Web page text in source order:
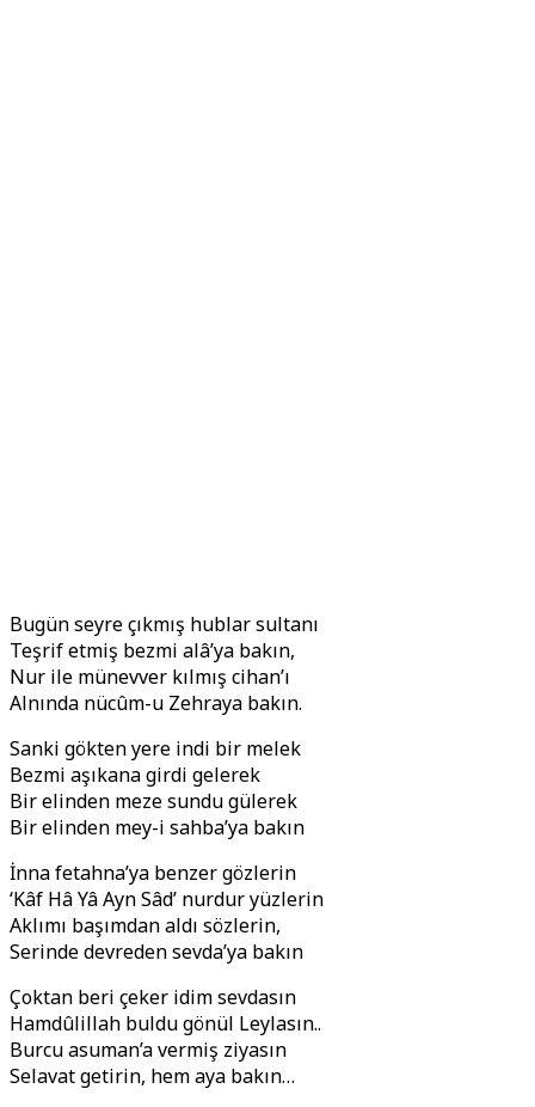
Bugün seyre çıkmış hublar sultanı
Teşrif etmiş bezmi alâ’ya bakın,
Nur ile münevver kılmış cihan’ı
Alnında nücûm-u Zehraya bakın.
Sanki gökten yere indi bir melek
Bezmi aşıkana girdi gelerek
Bir elinden meze sundu gülerek
Bir elinden mey-i sahba’ya bakın
İnna fetahna’ya benzer gözlerin
‘Kâf Hâ Yâ Ayn Sâd’ nurdur yüzlerin
Aklımı başımdan aldı sözlerin,
Serinde devreden sevda’ya bakın
Çoktan beri çeker idim sevdasın
Hamdûlillah buldu gönül Leylasın..
Burcu asuman’a vermiş ziyasın
Selavat getirin, hem aya bakın…